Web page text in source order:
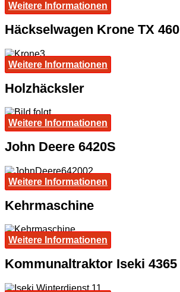
Weitere Informationen
Häckselwagen Krone TX 460
Weitere Informationen
Holzhäcksler
Weitere Informationen
John Deere 6420S
Weitere Informationen
Kehrmaschine
Weitere Informationen
Kommunaltraktor Iseki 4365